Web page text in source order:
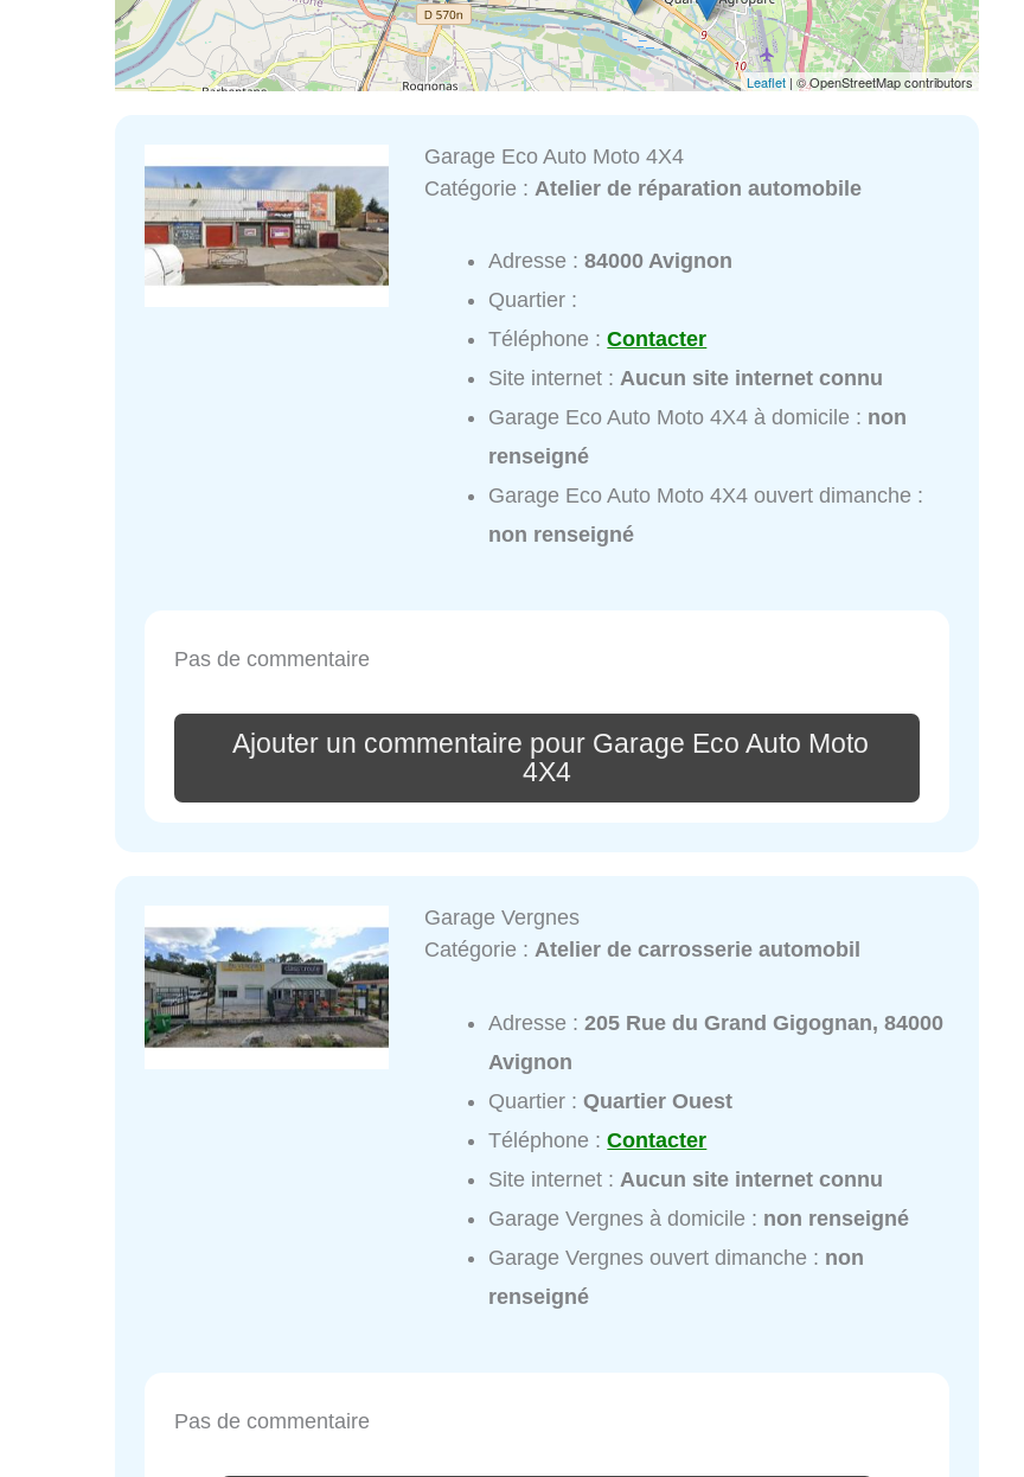
Leaflet | © OpenStreetMap contributors
Garage Eco Auto Moto 4X4
Catégorie : Atelier de réparation automobile
Adresse :84000 Avignon
Quartier :
Téléphone :Contacter
Site internet :Aucun site internet connu
Garage Eco Auto Moto 4X4 à domicile : non
renseigné
Garage Eco Auto Moto 4X4 ouvert dimanche :
non renseigné
Pas de commentaire
Ajouter un commentaire pour Garage Eco Auto Moto
4X4
Garage Vergnes
Catégorie :Atelier de carrosserie automobil
Adresse :205 Rue du Grand Gigognan, 84000
Avignon
Quartier :Quartier Ouest
Téléphone :Contacter
Site internet :Aucun site internet connu
Garage Vergnes à domicile : non renseigné
Garage Vergnes ouvert dimanche : non
renseigné
Pas de commentaire